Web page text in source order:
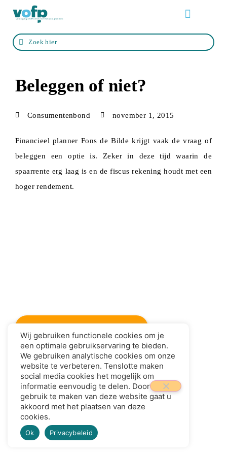
Beleggen of niet?
Consumentenbond november 1, 2015
Financieel planner Fons de Bilde krijgt vaak de vraag of
beleggen een optie is. Zeker in deze tijd waarin de
spaarrente erg laag is en de fiscus rekening houdt met een
hoger rendement.
Wij gebruiken functionele cookies om je
een optimale gebruikservaring te bieden.
We gebruiken analytische cookies om onze
website te verbeteren. Tenslotte maken
social media cookies het mogelijk om
informatie eenvoudig te delen. Door
gebruik te maken van deze website gaat u
akkoord met het plaatsen van deze
cookies.
Ok Privacybeleid